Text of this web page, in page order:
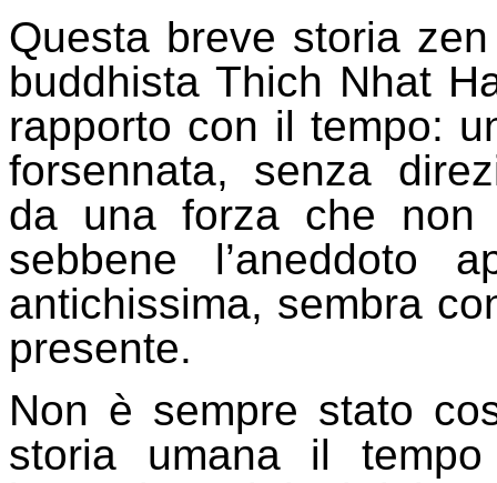
Questa breve storia
buddhista Thich Nhat
rapporto con il tempo:
forsennata, senza
da una forza che non
sebbene l’aneddoto
antichissima, sembra
presente.
Non è sempre stato
storia umana il